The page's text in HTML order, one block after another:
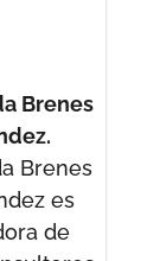
Brenes
Brenes
es
de